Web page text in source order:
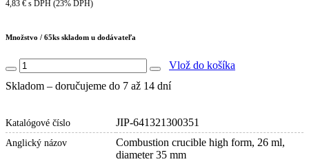
4,83 € s DPH (23% DPH)
Množstvo / 65ks skladom u dodávateľa
Vlož do košíka
Skladom – doručujeme do 7 až 14 dní
Katalógové číslo JIP-641321300351
Anglický názov
Combustion crucible high form, 26 ml,
diameter 35 mm